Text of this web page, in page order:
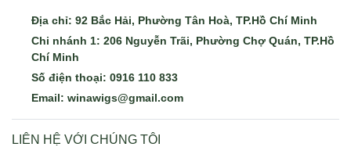
Địa chỉ: 92 Bắc Hải, Phường Tân Hoà, TP.Hồ Chí Minh
Chi nhánh 1: 206 Nguyễn Trãi, Phường Chợ Quán, TP.Hồ
Chí Minh
Số điện thoại: 0916 110 833
Email: winawigs@gmail.com
LIÊN HỆ VỚI CHÚNG TÔI